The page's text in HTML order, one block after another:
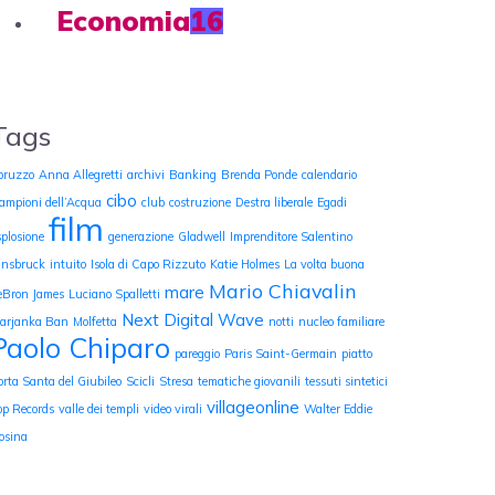
Economia16
Anna Allegretti archivi Banking Brenda Ponde calendario
dell’Acqua cibo club costruzione Destra liberale Egadi
film generazione Gladwell Imprenditore Salentino
intuito Isola di Capo Rizzuto Katie Holmes La volta buona
James Luciano Spalletti mare Mario Chiavalin
Ban Molfetta Next Digital Wave notti nucleo familiare
Chiparo pareggio Paris Saint-Germain piatto
Santa del Giubileo Scicli Stresa tematiche giovanili tessuti sintetici
Records valle dei templi video virali villageonline Walter Eddie